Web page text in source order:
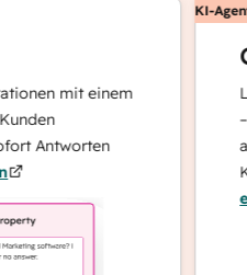
mit einem
KI-Agents
Löst
–
auf